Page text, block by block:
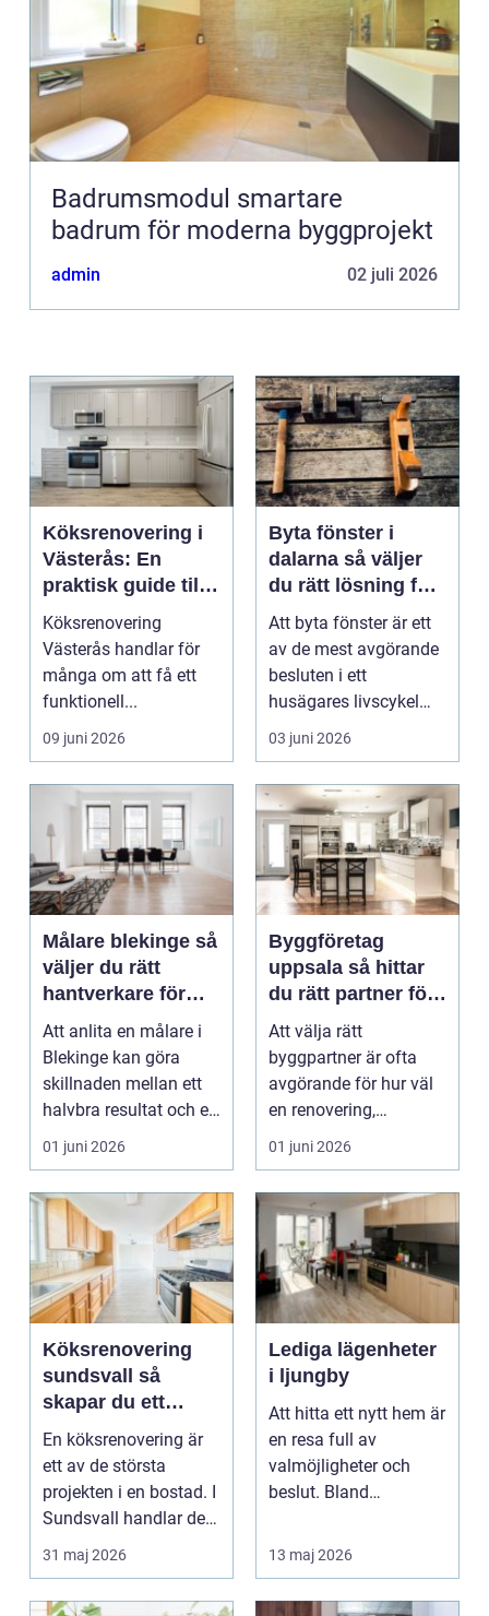
Badrumsmodul smartare
badrum för moderna byggprojekt
admin 02 juli 2026
Köksrenovering i
Västerås: En
praktisk guide till
ett lyckat projekt
Köksrenovering
Västerås handlar för
många om att få ett
funktionell...
09 juni 2026
Byta fönster i
dalarna så väljer
du rätt lösning för
hus och klimat
Att byta fönster är ett
av de mest avgörande
besluten i ett
husägares livscykel
med sitt hem. Rätt f...
03 juni 2026
Målare blekinge så
väljer du rätt
hantverkare för
ditt projekt
Att anlita en målare i
Blekinge kan göra
skillnaden mellan ett
halvbra resultat och ett
hem eller en...
01 juni 2026
Byggföretag
uppsala så hittar
du rätt partner för
renovering och
ombyggnad
Att välja rätt
byggpartner är ofta
avgörande för hur väl
en renovering,
ombyggnad eller
tillbyggnad ...
01 juni 2026
Köksrenovering
sundsvall så
skapar du ett
hållbart och
funktionellt kök
En köksrenovering är
ett av de största
projekten i en bostad. I
Sundsvall handlar det
ofta om att ko...
31 maj 2026
Lediga lägenheter
i ljungby
Att hitta ett nytt hem är
en resa full av
valmöjligheter och
beslut. Bland
och sjö...
13 maj 2026